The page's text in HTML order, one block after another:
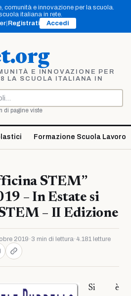
comunità e innovazione per la scuola.
italiana in rete.
Registrati Accedi
E INNOVAZIONE PER
LA SCUOLA ITALIANA IN
di pagine viste
Formazione Scuola Lavoro
STEM”
– In Estate si
– II Edizione
2019 · 3 min di lettura· 4.181 letture
Si è